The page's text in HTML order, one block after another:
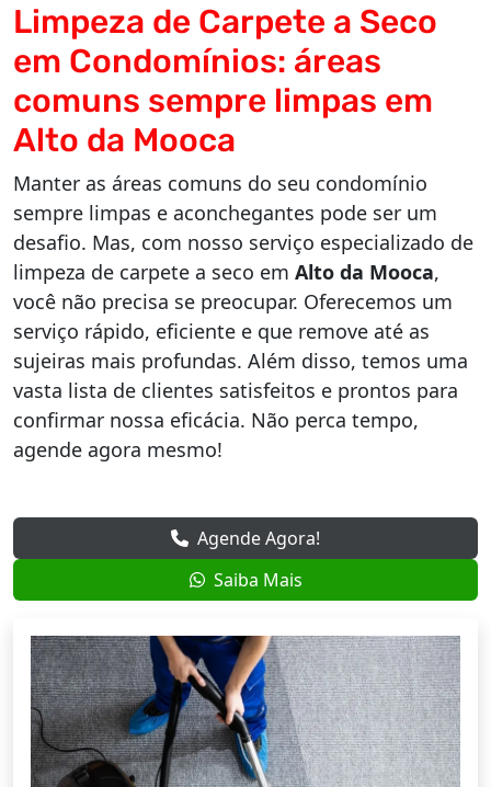
Limpeza de Carpete a Seco
em Condomínios: áreas
comuns sempre limpas em
Alto da Mooca
Manter as áreas comuns do seu condomínio
sempre limpas e aconchegantes pode ser um
desafio. Mas, com nosso serviço especializado de
limpeza de carpete a seco em Alto da Mooca,
você não precisa se preocupar. Oferecemos um
serviço rápido, eficiente e que remove até as
sujeiras mais profundas. Além disso, temos uma
vasta lista de clientes satisfeitos e prontos para
confirmar nossa eficácia. Não perca tempo,
agende agora mesmo!
Agende Agora!
Saiba Mais